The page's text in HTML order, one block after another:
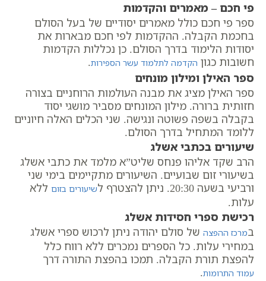
פי חכם – מאמרים והקדמות
ספר פי חכם כולל מאמרים יסודיים של בעל הסולם
בחכמת הקבלה. ההקדמות לפי חכם מבארות את
יסודות הלימוד בדרך הסולם. כן נכללות הקדמות
חשובות כגון הקדמה לתלמוד עשר הספירות.
ספר האילן ומילון מונחים
ספר האילן מציג את מבנה העולמות הרוחניים בצורה
חזותית ברורה. מילון המונחים מסביר מושגי יסוד
בקבלה בשפה פשוטה ונגישה. שני הכלים האלה חיוניים
ללומד המתחיל בדרך הסולם.
שיעורים בכתבי אשלג
הרב שקד אליהו פנחס שליט”א מלמד את כתבי אשלג
בשיעורי זום שבועיים. השיעורים מתקיימים בימי שני
ורביעי בשעה 20:30. ניתן להצטרף ל
שיעורים בזום ללא
עלות.
רכישת ספרי חסידות אשלג
במרכז ההפצה של סולם יהודה ניתן לרכוש ספרי אשלג
במחירי עלות. כל הספרים נמכרים ללא רווח כלל
להפצת תורת הקבלה. תמכו בהפצת התורה דרך
עמוד התרומות.